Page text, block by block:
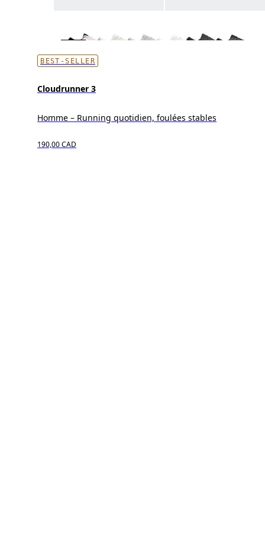
BEST-SELLER
Cloudrunner 3
Homme – Running quotidien, foulées stables
190,00 CAD